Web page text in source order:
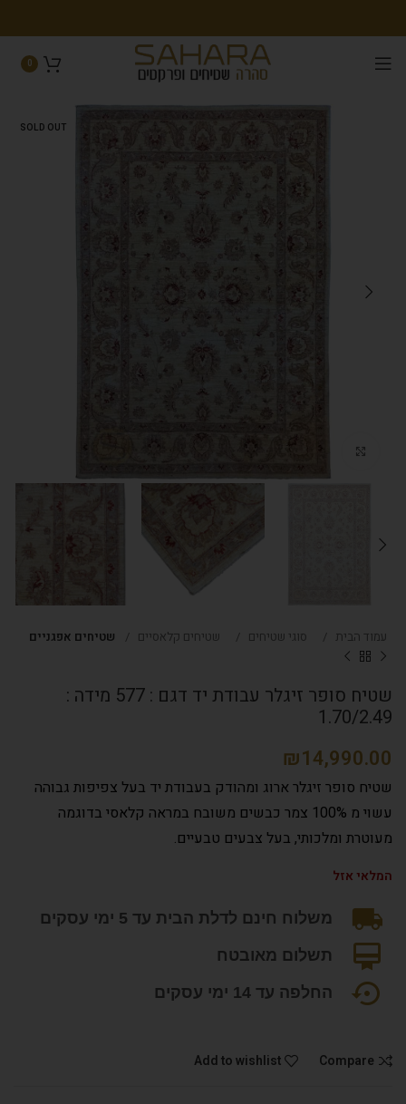
0
SOLD OUT
עמוד הבית סוגי שטיחים שטיחים קלאסיים שטיחים אפגניים
שטיח סופר זיגלר עבודת יד דגם : 577 מידה :
1.70/2.49
₪
שטיח סופר זיגלר ארוג ומהודק בעבודת יד בעל צפיפות גבוהה
עשוי מ 100% צמר כבשים משובח במראה קלאסי בדוגמה
מעוטרת ומלכותי, בעל צבעים טבעיים.
המלאי אזל
משלוח חינם לדלת הבית עד 5 ימי עסקים
תשלום מאובטח
החלפה עד 14 ימי עסקים
Compare
Add to wishlist